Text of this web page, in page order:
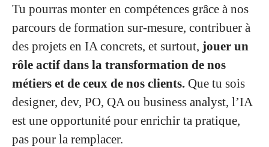
Tu pourras monter en compétences grâce à nos
parcours de formation sur-mesure, contribuer à
des projets en IA concrets, et surtout, jouer un
rôle actif dans la transformation de nos
métiers et de ceux de nos clients. Que tu sois
designer, dev, PO, QA ou business analyst, l’IA
est une opportunité pour enrichir ta pratique,
pas pour la remplacer.